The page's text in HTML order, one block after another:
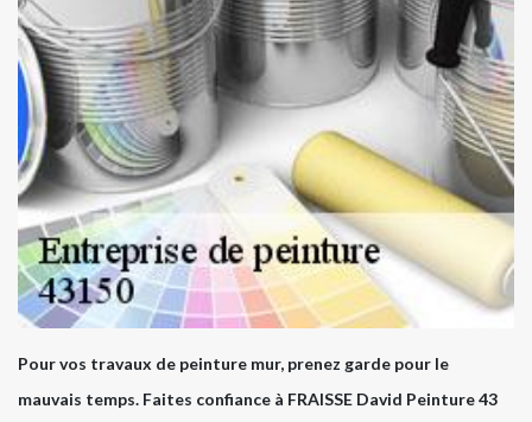
Pour vos travaux de peinture mur, prenez garde pour le
mauvais temps. Faites confiance à FRAISSE David Peinture 43